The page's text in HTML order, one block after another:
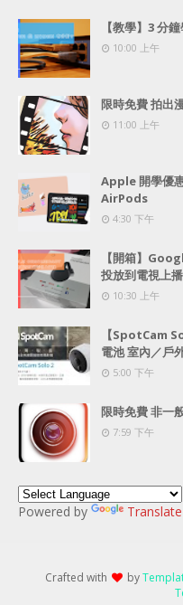
【教學】3 分
10:00 上午
限時免費 拍出
11:00 上午
Apple 開學優
AirPods
4:30 下午
【開箱】
投放到電視上
10:30 上午
【SpotCam
電池 室內／戶
5:00 下午
限時免費 非
7:59 下午
Powered by Translate
Crafted with by